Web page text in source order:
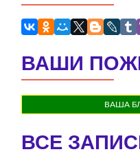
ВАШИ
ВАША
ВСЕ